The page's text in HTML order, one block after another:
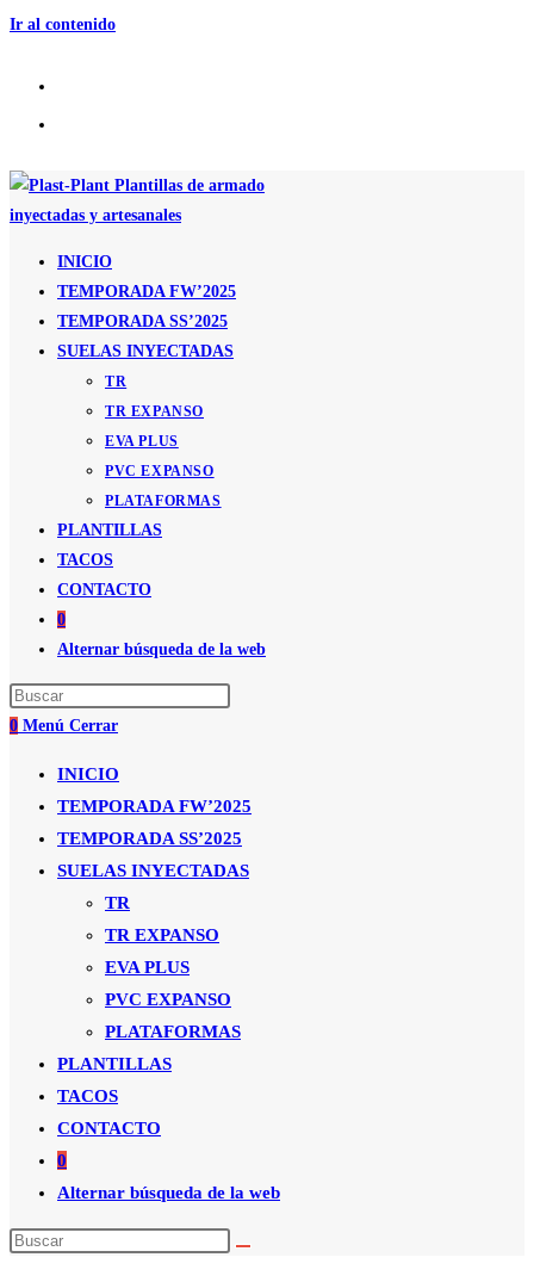
Ir al contenido
INICIO
TEMPORADA FW’2025
TEMPORADA SS’2025
SUELAS INYECTADAS
TR
TR EXPANSO
EVA PLUS
PVC EXPANSO
PLATAFORMAS
PLANTILLAS
TACOS
CONTACTO
0
Alternar búsqueda de la web
0 Menú Cerrar
INICIO
TEMPORADA FW’2025
TEMPORADA SS’2025
SUELAS INYECTADAS
TR
TR EXPANSO
EVA PLUS
PVC EXPANSO
PLATAFORMAS
PLANTILLAS
TACOS
CONTACTO
0
Alternar búsqueda de la web